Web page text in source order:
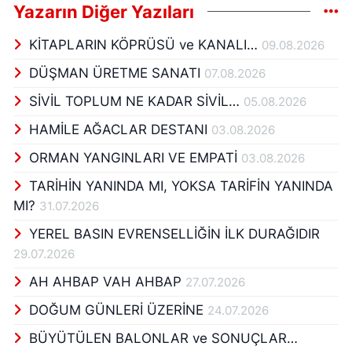
Yazarın Diğer Yazıları
KİTAPLARIN KÖPRÜSÜ ve KANALI… 09.08.2026
DÜŞMAN ÜRETME SANATI 07.08.2026
SİVİL TOPLUM NE KADAR SİVİL… 05.08.2026
HAMİLE AĞACLAR DESTANI 03.08.2026
ORMAN YANGINLARI VE EMPATİ 03.08.2026
TARİHİN YANINDA MI, YOKSA TARİFİN YANINDA
MI? 31.07.2026
YEREL BASIN EVRENSELLİĞİN İLK DURAĞIDIR
29.07.2026
AH AHBAP VAH AHBAP 27.07.2026
DOĞUM GÜNLERİ ÜZERİNE 24.07.2026
BÜYÜTÜLEN BALONLAR ve SONUÇLAR…